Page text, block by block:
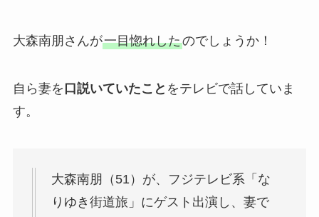
大森南朋さんが一目惚れしたのでしょうか！
自ら妻を 口説いていたこと をテレビで話していま
す。
大森南朋（51）が、フジテレビ系「な
りゆき街道旅」にゲスト出演し、妻で